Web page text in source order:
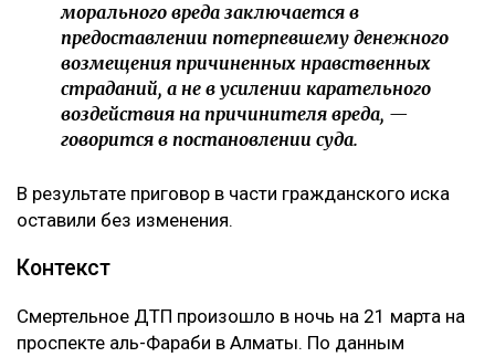
морального вреда заключается в
предоставлении потерпевшему денежного
возмещения причиненных нравственных
страданий, а не в усилении карательного
воздействия на причинителя вреда, —
говорится в постановлении суда.
В результате приговор в части гражданского иска
оставили без изменения.
Контекст
Смертельное ДТП произошло в ночь на 21 марта на
проспекте аль-Фараби в Алматы. По данным